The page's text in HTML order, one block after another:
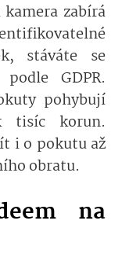
zabírá
stáváte se
GDPR.
pohybují
tisíc korun.
i o pokutu až
obratu.
na